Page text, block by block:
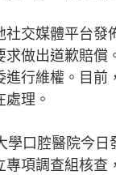
社交媒體平台發
求做出道歉賠償
進行維權。目前
理。
學口腔醫院今日
專項調查組核查